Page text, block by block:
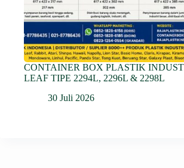
CONTAINER BOX PLASTIK
LEAF TIPE 2294L, 2296L & 2298L
30 Juli 2026